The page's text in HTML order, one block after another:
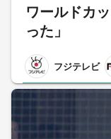
ワールドカ
った」
フジテレビ